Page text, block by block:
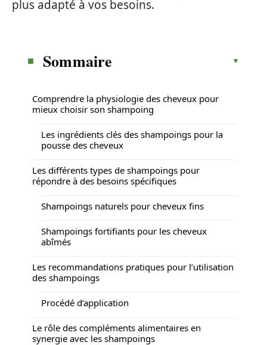
plus adapté à vos besoins.
Sommaire
Comprendre la physiologie des cheveux pour
mieux choisir son shampoing
Les ingrédients clés des shampoings pour la
pousse des cheveux
Les différents types de shampoings pour
répondre à des besoins spécifiques
Shampoings naturels pour cheveux fins
Shampoings fortifiants pour les cheveux
abîmés
Les recommandations pratiques pour l’utilisation
des shampoings
Procédé d’application
Le rôle des compléments alimentaires en
synergie avec les shampoings